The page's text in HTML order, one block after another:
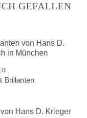
GEFALLEN
Brillanten